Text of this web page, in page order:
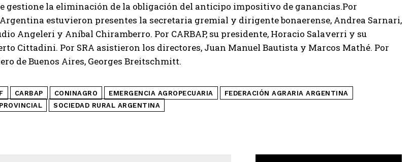
gestione la eliminación de la obligación del anticipo impositivo de ganancias.Por
estuvieron presentes la secretaria gremial y dirigente bonaerense, Andrea Sarnari,
Angeleri y Aníbal Chiramberro. Por CARBAP, su presidente, Horacio Salaverri y su
Cittadini. Por SRA asistieron los directores, Juan Manuel Bautista y Marcos Mathé. Por
de Buenos Aires, Georges Breitschmitt.
CARBAP CONINAGRO EMERGENCIA AGROPECUARIA
FEDERACIÓN AGRARIA ARGENTINA
SOCIEDAD RURAL ARGENTINA